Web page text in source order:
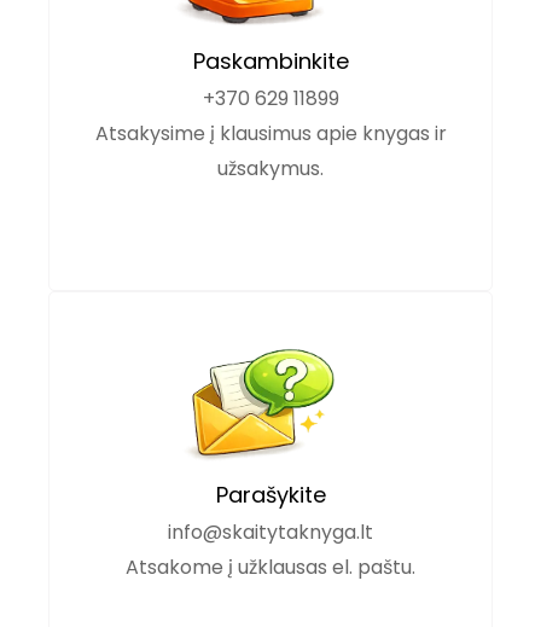
Paskambinkite
+370 629 11899
Atsakysime į klausimus apie knygas ir
užsakymus.
Parašykite
info@skaitytaknyga.lt
Atsakome į užklausas el. paštu.